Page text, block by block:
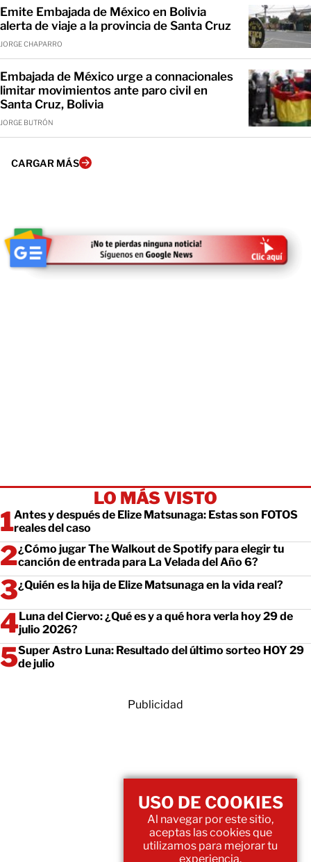
Emite Embajada de México en Bolivia
alerta de viaje a la provincia de Santa Cruz
JORGE CHAPARRO
Embajada de México urge a connacionales
limitar movimientos ante paro civil en
Santa Cruz, Bolivia
JORGE BUTRÓN
CARGAR MÁS
LO MÁS VISTO
Antes y después de Elize Matsunaga: Estas son FOTOS
reales del caso
¿Cómo jugar The Walkout de Spotify para elegir tu
canción de entrada para La Velada del Año 6?
¿Quién es la hija de Elize Matsunaga en la vida real?
Luna del Ciervo: ¿Qué es y a qué hora verla hoy 29 de
julio 2026?
Super Astro Luna: Resultado del último sorteo HOY 29
de julio
Publicidad
USO DE COOKIES
Al navegar por este sitio,
aceptas las cookies que
utilizamos para mejorar tu
experiencia.